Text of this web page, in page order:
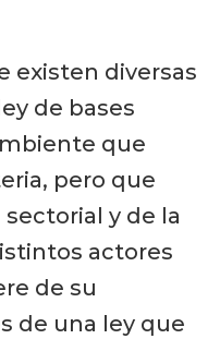
existen diversas
de bases
que
pero que
y de la
actores
de su
de una ley que